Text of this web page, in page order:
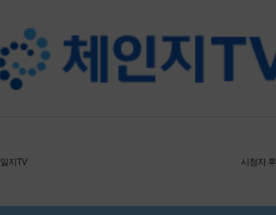
일지TV 시청자